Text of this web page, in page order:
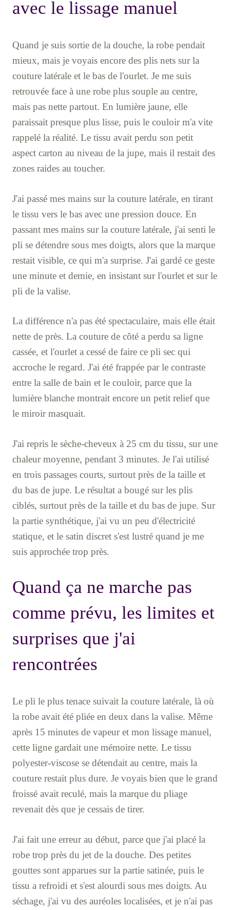
avec le lissage manuel
Quand je suis sortie de la douche, la robe pendait
mieux, mais je voyais encore des plis nets sur la
couture latérale et le bas de l'ourlet. Je me suis
retrouvée face à une robe plus souple au centre,
mais pas nette partout. En lumière jaune, elle
paraissait presque plus lisse, puis le couloir m'a vite
rappelé la réalité. Le tissu avait perdu son petit
aspect carton au niveau de la jupe, mais il restait des
zones raides au toucher.
J'ai passé mes mains sur la couture latérale, en tirant
le tissu vers le bas avec une pression douce. En
passant mes mains sur la couture latérale, j'ai senti le
pli se détendre sous mes doigts, alors que la marque
restait visible, ce qui m'a surprise. J'ai gardé ce geste
une minute et demie, en insistant sur l'ourlet et sur le
pli de la valise.
La différence n'a pas été spectaculaire, mais elle était
nette de près. La couture de côté a perdu sa ligne
cassée, et l'ourlet a cessé de faire ce pli sec qui
accroche le regard. J'ai été frappée par le contraste
entre la salle de bain et le couloir, parce que la
lumière blanche montrait encore un petit relief que
le miroir masquait.
J'ai repris le sèche-cheveux à 25 cm du tissu, sur une
chaleur moyenne, pendant 3 minutes. Je l'ai utilisé
en trois passages courts, surtout près de la taille et
du bas de jupe. Le résultat a bougé sur les plis
ciblés, surtout près de la taille et du bas de jupe. Sur
la partie synthétique, j'ai vu un peu d'électricité
statique, et le satin discret s'est lustré quand je me
suis approchée trop près.
Quand ça ne marche pas
comme prévu, les limites et
surprises que j'ai
rencontrées
Le pli le plus tenace suivait la couture latérale, là où
la robe avait été pliée en deux dans la valise. Même
après 15 minutes de vapeur et mon lissage manuel,
cette ligne gardait une mémoire nette. Le tissu
polyester-viscose se détendait au centre, mais la
couture restait plus dure. Je voyais bien que le grand
froissé avait reculé, mais la marque du pliage
revenait dès que je cessais de tirer.
J'ai fait une erreur au début, parce que j'ai placé la
robe trop près du jet de la douche. Des petites
gouttes sont apparues sur la partie satinée, puis le
tissu a refroidi et s'est alourdi sous mes doigts. Au
séchage, j'ai vu des auréoles localisées, et je n'ai pas